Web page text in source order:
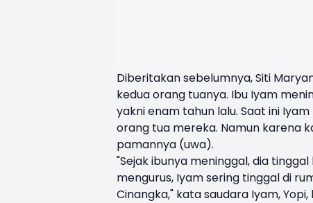
Diberitakan sebelumnya, Siti
kedua orang tuanya. Ibu Iyam
yakni enam tahun lalu. Saat ini
orang tua mereka. Namun karena
pamannya (uwa).
"Sejak ibunya meninggal, dia
mengurus, Iyam sering tinggal di
Cinangka," kata saudara Iyam,